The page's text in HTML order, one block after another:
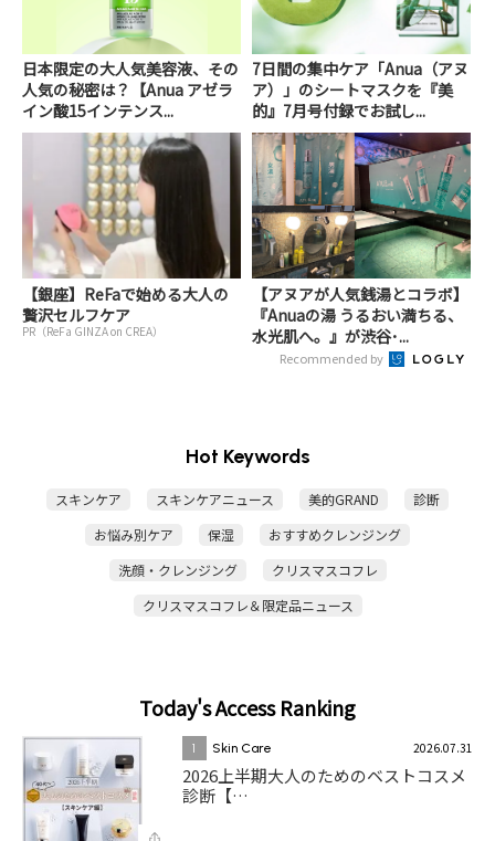
日本限定の大人気美容液、その
人気の秘密は？【Anua アゼラ
イン酸15インテンス...
7日間の集中ケア「Anua（アヌ
ア）」のシートマスクを『美
的』7月号付録でお試し...
【銀座】ReFaで始める大人の
贅沢セルフケア
PR（ReFa GINZA on CREA）
【アヌアが人気銭湯とコラボ】
『Anuaの湯 うるおい満ちる、
水光肌へ。』が渋谷･...
Recommended by
Hot Keywords
スキンケア スキンケアニュース 美的GRAND
診断
お悩み別ケア
保湿
おすすめクレンジング
洗顔・クレンジング
クリスマスコフレ
クリスマスコフレ＆限定品ニュース
Today's Access Ranking
1 Skin Care 2026.07.31
2026上半期大人のためのベストコスメ
診断【…